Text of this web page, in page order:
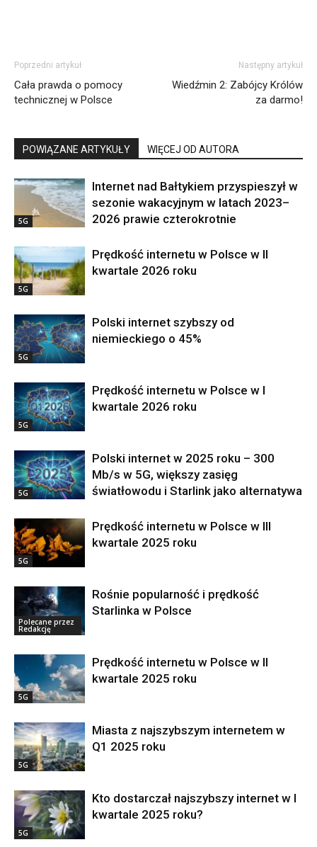
Poprzedni artykuł
Cała prawda o pomocy
technicznej w Polsce
Następny artykuł
Wiedźmin 2: Zabójcy Królów
za darmo!
POWIĄZANE ARTYKUŁY WIĘCEJ OD AUTORA
5G
Internet nad Bałtykiem przyspieszył w
sezonie wakacyjnym w latach 2023–
2026 prawie czterokrotnie
5G
Prędkość internetu w Polsce w II
kwartale 2026 roku
5G
Polski internet szybszy od
niemieckiego o 45%
5G
Prędkość internetu w Polsce w I
kwartale 2026 roku
5G
Polski internet w 2025 roku – 300
Mb/s w 5G, większy zasięg
światłowodu i Starlink jako alternatywa
5G
Prędkość internetu w Polsce w III
kwartale 2025 roku
Polecane przez
Redakcję
Rośnie popularność i prędkość
Starlinka w Polsce
5G
Prędkość internetu w Polsce w II
kwartale 2025 roku
5G
Miasta z najszybszym internetem w
Q1 2025 roku
5G
Kto dostarczał najszybszy internet w I
kwartale 2025 roku?